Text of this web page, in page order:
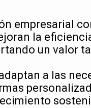
empresarial
la
un valor
a las